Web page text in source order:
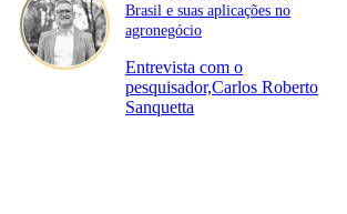
Brasil e suas aplicações no
agronegócio
Entrevista com o
pesquisador,Carlos Roberto
Sanquetta